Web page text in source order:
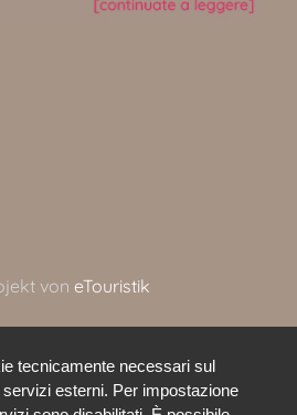
von eTouristik
tecnicamente necessari sul
esterni. Per impostazione